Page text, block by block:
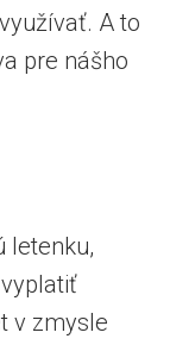
A to
pre nášho
letenku,
v zmysle